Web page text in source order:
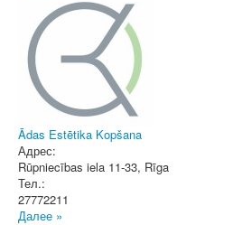
Ādas Estētika Kopšana
Адрес:
Rūpniecības iela 11-33, Rīga
Тел.:
27772211
Далее »